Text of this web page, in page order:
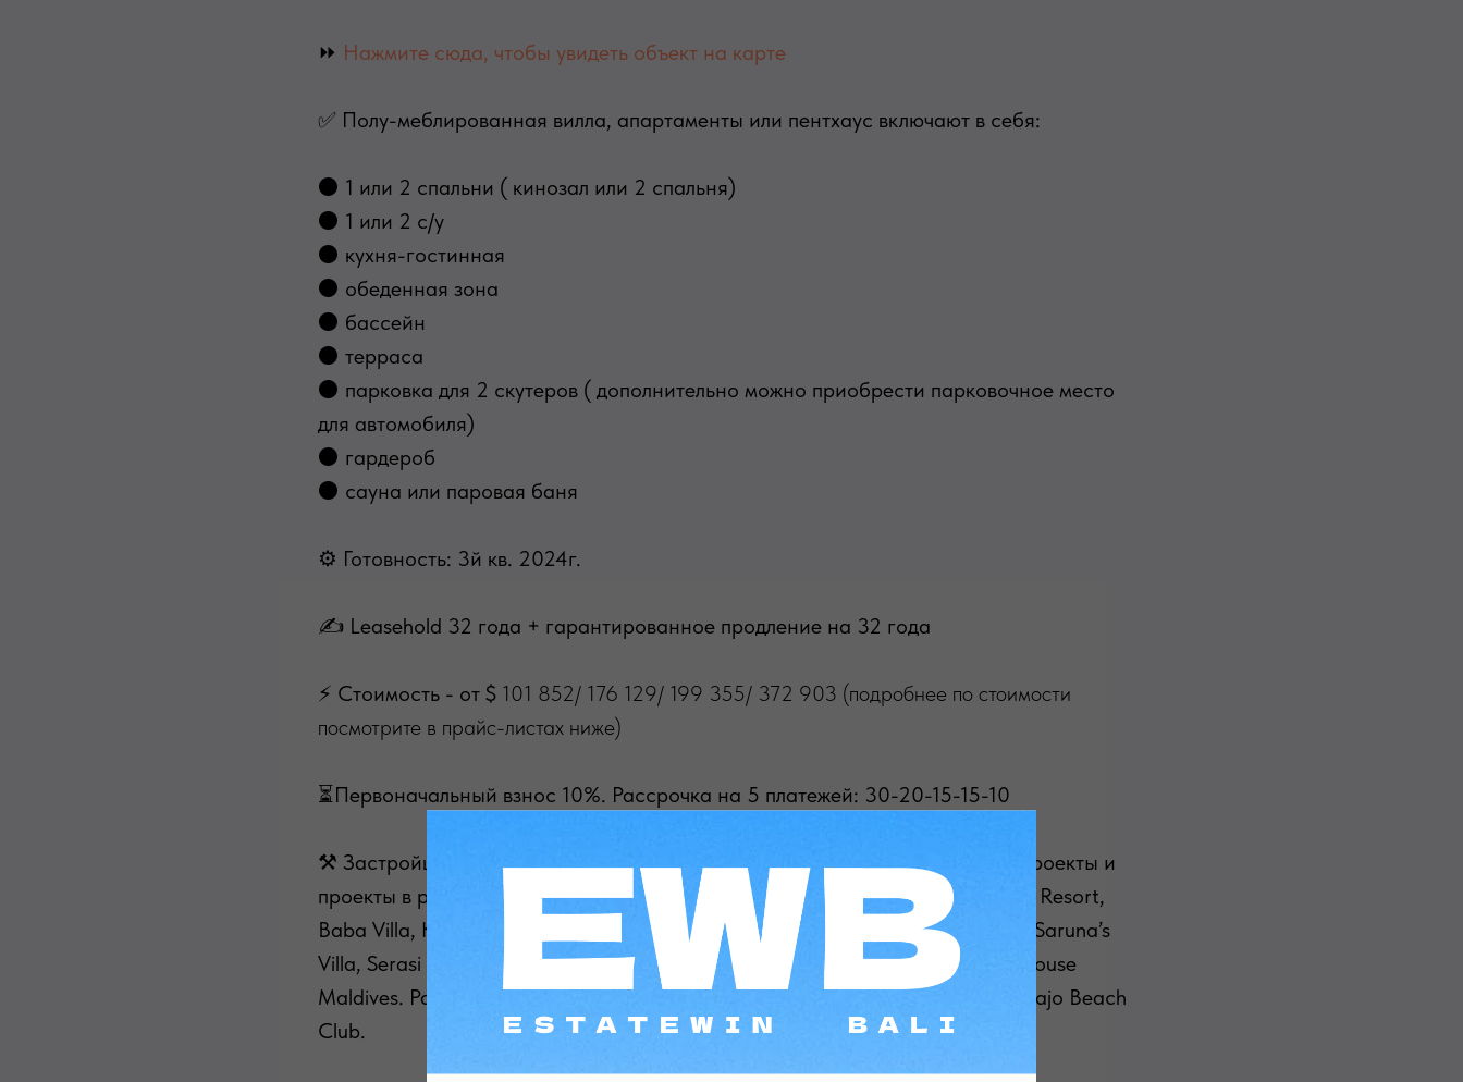
⏩ Нажмите сюда, чтобы увидеть объект на карте
✅ Полу-меблированная вилла, апартаменты или пентхаус включают в себя:
⚫ 1 или 2 спальни ( кинозал или 2 спальня)
⚫ 1 или 2 с/у
⚫ кухня-гостинная
⚫ обеденная зона
⚫ бассейн
⚫ терраса
⚫ парковка для 2 скутеров ( дополнительно можно приобрести парковочное место
для автомобиля)
⚫ гардероб
⚫ сауна или паровая баня
⚙ Готовность: 3й кв. 2024г.
✍ Leasehold 32 года + гарантированное продление на 32 года
⚡ Стоимость - от $ 101 852/ 176 129/ 199 355/ 372 903 (подробнее по стоимости
посмотрите в прайс-листах ниже)
⏳Первоначальный взнос 10%. Рассрочка на 5 платежей: 30-20-15-15-10
⚒ Застройщик: Ade Bali Architect. Застройщик с опытом. Реализованные проекты и
проекты в разработке: Haigha Villa, Madagascar Villa, Zila Villa, The Pandora Resort,
Baba Villa, Kamran Villa, Kaori Villa, Sagarika, Villa Kaloi 2, Sore Bali, Gerda & Saruna’s
Villa, Serasi Villa, Saya Villa, Yongbum Villa, Rafi Papazian Loft Villa, Modular House
Maldives. Pandawa Beach Club, Pabean Beach Club, Mandalika Beach Club, Bajo Beach
Club.